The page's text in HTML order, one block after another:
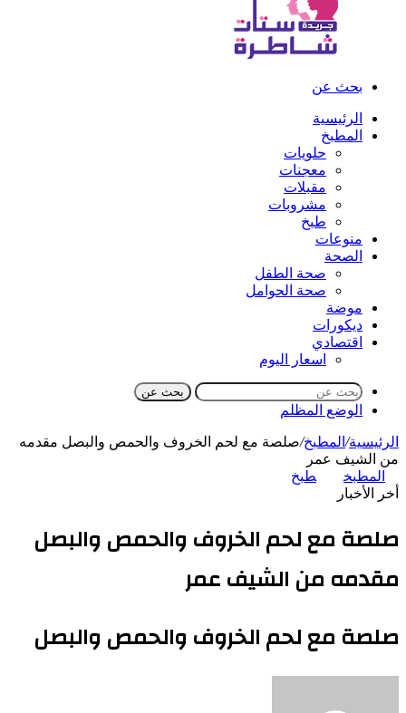
بحث عن
الرئيسية
المطبخ
حلويات
معجنات
مقبلات
مشروبات
طبخ
منوعات
الصحة
صحة الطفل
صحة الحوامل
موضة
ديكورات
اقتصادي
اسعار اليوم
بحث عن
الوضع المظلم
الرئيسية/ المطبخ/صلصة مع لحم الخروف والحمص والبصل مقدمه
من الشيف عمر
المطبخ
طبخ
أخر الأخبار
صلصة مع لحم الخروف والحمص والبصل
مقدمه من الشيف عمر
صلصة مع لحم الخروف والحمص والبصل